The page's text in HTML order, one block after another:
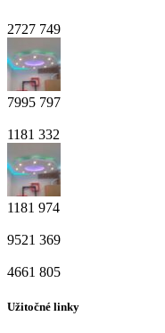
2727 749
7995 797
1181 332
1181 974
9521 369
4661 805
Užitočné linky